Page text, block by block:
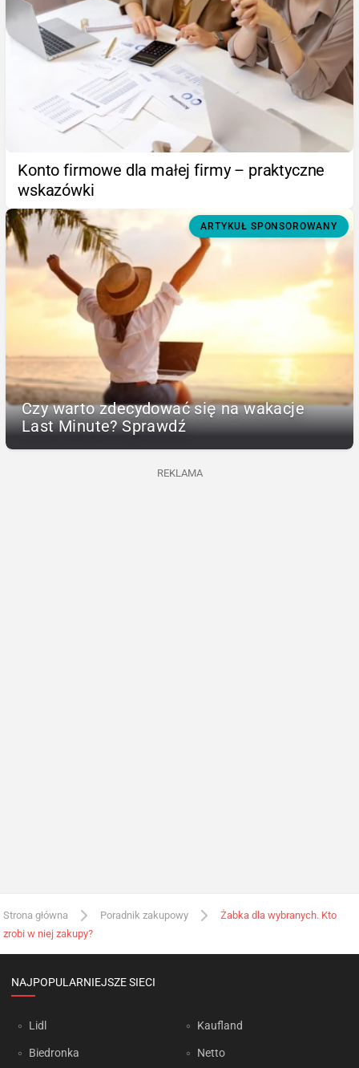
Konto firmowe dla małej firmy – praktyczne
wskazówki
ARTYKUŁ SPONSOROWANY
Czy warto zdecydować się na wakacje
Last Minute? Sprawdź
REKLAMA
Strona główna Poradnik zakupowy
Żabka dla wybranych. Kto
zrobi w niej zakupy?
NAJPOPULARNIEJSZE SIECI
Lidl
Biedronka
Kaufland
Netto